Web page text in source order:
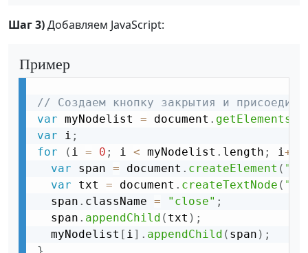
Шаг 3)Добавляем JavaScript:
Пример
// Создаем кнопку закрытия и
var myNodelist = document .
var i ;
for
( i = 0 ; i < myNodelist . length ; i ++
var span = document . createElement (
var txt = document . createTextNode (
  span
. className = "close" ;
  span
. appendChild ( txt ) ;
  myNodelist
[ i ] . appendChild ( span ) ;